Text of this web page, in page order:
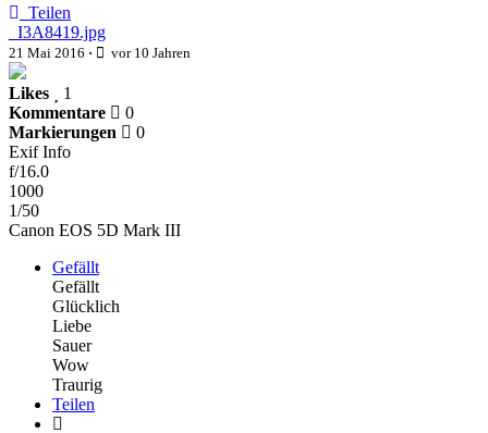
Teilen
_I3A8419.jpg
21 Mai 2016 · vor 10 Jahren
Likes
1
Kommentare
0
Markierungen
0
Exif Info
f/16.0
1000
1/50
Canon EOS 5D Mark III
Gefällt
Gefällt
Glücklich
Liebe
Sauer
Wow
Traurig
Teilen